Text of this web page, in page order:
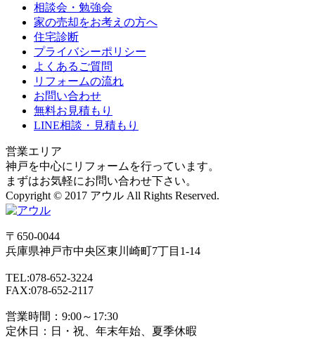
相談会・勉強会
家の売却をお考えの方へ
住宅診断
プライバシーポリシー
よくあるご質問
リフォームの流れ
お問い合わせ
無料お見積もり
LINE相談・見積もり
営業エリア
神戸を中心にリフォームを行っています。
まずはお気軽にお問い合わせ下さい。
Copyright © 2017 アウル All Rights Reserved.
〒650-0044
兵庫県神戸市中央区東川崎町7丁目1-14
TEL:078-652-3224
FAX:078-652-2117
営業時間：9:00～17:30
定休日：日・祝、年末年始、夏季休暇